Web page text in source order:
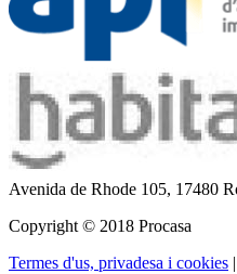
Avenida de Rhode 105, 17480
Copyright © 2018 Procasa
Termes d'us, privadesa i cookies |